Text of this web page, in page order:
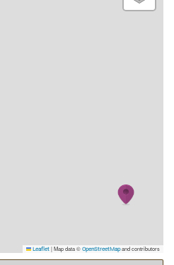
Leaflet |Map data © OpenStreetMapand contributors